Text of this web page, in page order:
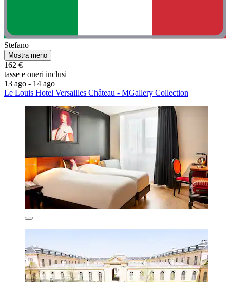
Stefano
Mostra meno
162 €
tasse e oneri inclusi
13 ago - 14 ago
Le Louis Hotel Versailles Château - MGallery Collection